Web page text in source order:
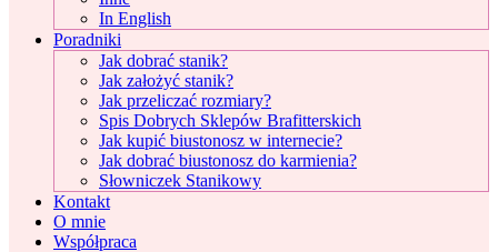
In English
Poradniki
Jak dobrać stanik?
Jak założyć stanik?
Jak przeliczać rozmiary?
Spis Dobrych Sklepów Brafitterskich
Jak kupić biustonosz w internecie?
Jak dobrać biustonosz do karmienia?
Słowniczek Stanikowy
Kontakt
O mnie
Współpraca